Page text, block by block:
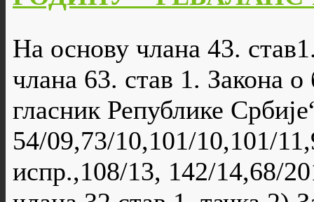
На основу члана 43.
члана 63. став 1. Закона
гласник Републике
54/09,73/10,101/10,101/
испр.,108/13, 142/14,68/